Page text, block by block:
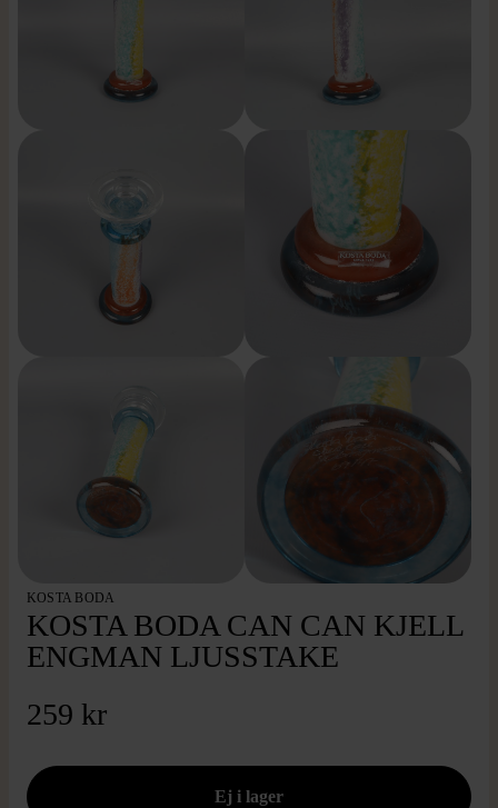
KOSTA BODA
KOSTA BODA CAN CAN KJELL
ENGMAN LJUSSTAKE
259 kr